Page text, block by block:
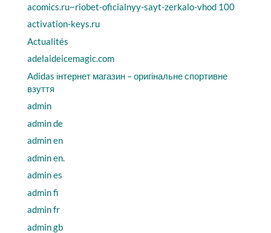
acomics.ru~riobet-oficialnyy-sayt-zerkalo-vhod 100
activation-keys.ru
Actualités
adelaideicemagic.com
Adidas інтернет магазин – оригінальне спортивне
взуття
admin
admin de
admin en
admin en.
admin es
admin fi
admin fr
admin gb